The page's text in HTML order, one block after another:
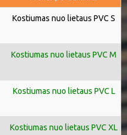
Kostiumas nuo lietaus PVC S
Kostiumas nuo lietaus PVC M
Kostiumas nuo lietaus PVC L
Kostiumas nuo lietaus PVC XL